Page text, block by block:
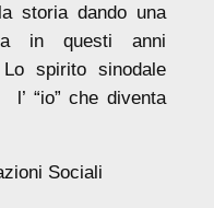
storia dando una
in questi anni
spirito sinodale
“io” che diventa
Sociali